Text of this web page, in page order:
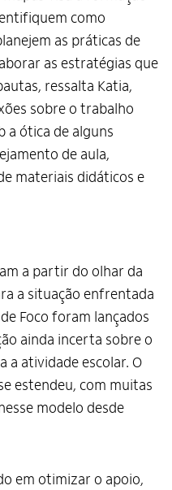
como
as práticas de
as estratégias que
ressalta Katia,
sobre o trabalho
a ótica de alguns
de aula,
materiais didáticos e
a partir do olhar da
a situação enfrentada
Foco foram lançados
ainda incerta sobre o
a atividade escolar. O
estendeu, com muitas
modelo desde
em otimizar o apoio,